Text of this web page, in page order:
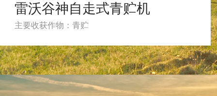
雷沃谷神自走式青贮机
主要收获作物：青贮